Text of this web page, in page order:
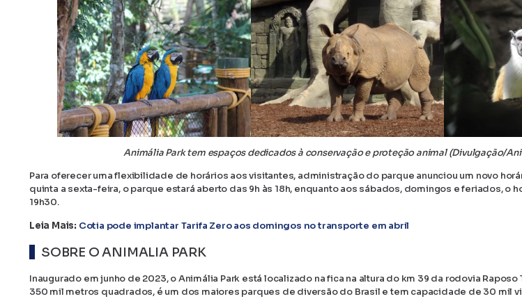
Animália Park tem espaços dedicados à conservação e proteção animal (Divulgação/
Para oferecer uma flexibilidade de horários aos visitantes, administração do parque anunciou um novo
quinta a sexta-feira, o parque estará aberto das 9h às 18h, enquanto aos sábados, domingos e feriados, o
19h30.
Leia Mais: Cotia pode implantar Tarifa Zero aos domingos no transporte em abril
SOBRE O ANIMALIA PARK
Inaugurado em junho de 2023, o Animália Park está localizado na fica na altura do km 39 da rodovia Raposo
350 mil metros quadrados, é um dos maiores parques de diversão do Brasil e tem capacidade de 30 mil